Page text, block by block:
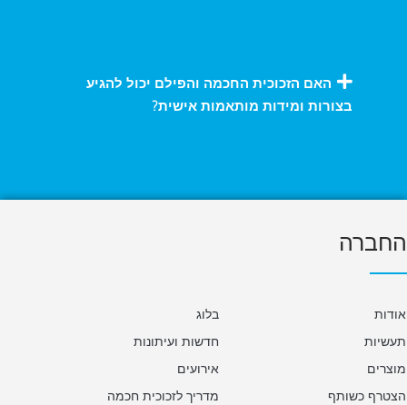
האם הזכוכית החכמה והפילם יכול להגיע
בצורות ומידות מותאמות אישית?
החברה
אודות
תעשיות
מוצרים
הצטרף כשותף
בלוג
חדשות ועיתונות
אירועים
מדריך לזכוכית חכמה